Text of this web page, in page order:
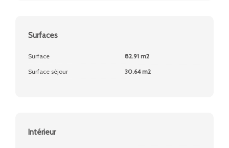
Surfaces
Surface
82.91 m2
Surface séjour
30.64 m2
Intérieur